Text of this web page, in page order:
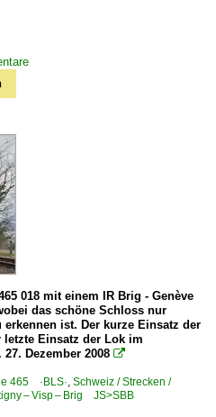
018 mit einem IR Brig - Genève
das schöne Schloss nur
ist. Der kurze Einsatz der
letzte Einsatz der Lok im
Dezember 2008 
465 ·BLS·, Schweiz / Strecken /
– Visp – Brig JS>SBB